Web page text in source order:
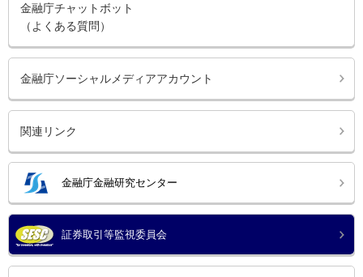
金融庁チャットボット
（よくある質問）
金融庁ソーシャルメディアアカウント
関連リンク
金融庁金融研究センター
証券取引等監視委員会